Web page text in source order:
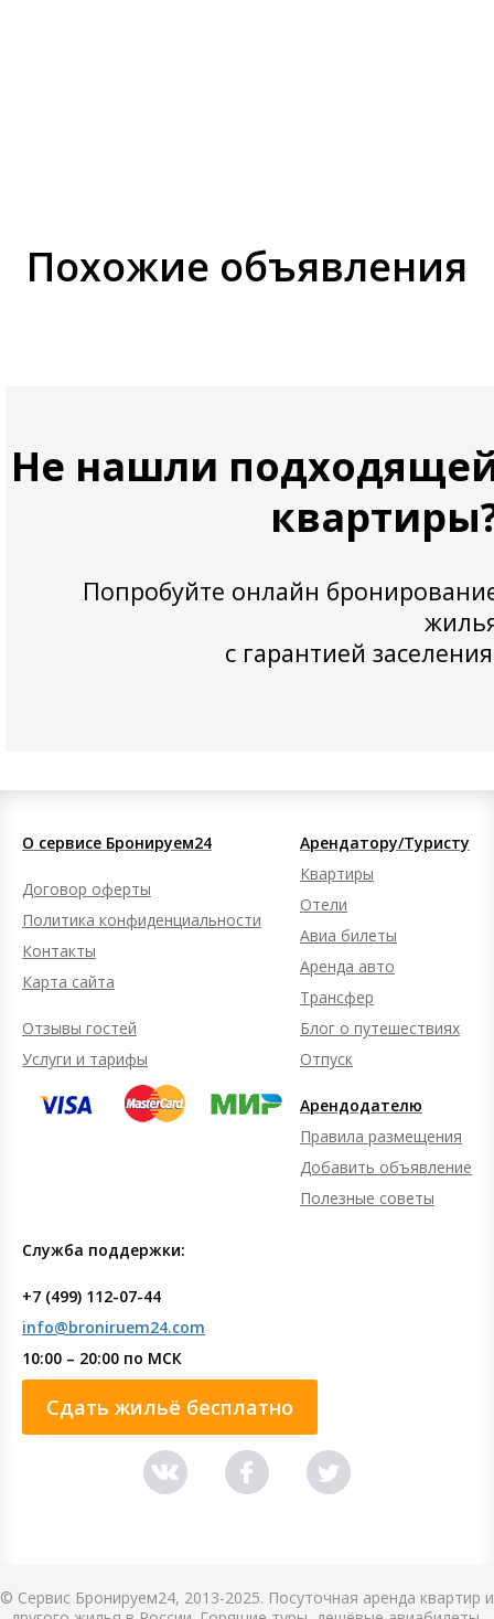
Похожие объявления
Не нашли
Попробуйте онлайн
с гарантией
О сервисе Бронируем24
Договор оферты
Политика конфиденциальности
Контакты
Карта сайта
Отзывы гостей
Услуги и тарифы
Арендатору/Туристу
Квартиры
Отели
Авиа билеты
Аренда авто
Трансфер
Блог о путешествиях
Отпуск
Арендодателю
Правила размещения
Добавить объявление
Полезные советы
Служба поддержки:
+7 (499) 112-07-44
info@broniruem24.com
10:00 – 20:00 по МСК
Сдать жильё бесплатно
© Сервис Бронируем24, 2013-2025. Посуточная аренда квартир и